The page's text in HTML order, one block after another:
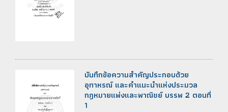
บันทึกข้อความสำคัญประกอบด้วย
อุทาหรณ์ และคำแนะนำแห่งประมวล
กฎหมายแพ่งและพาณิชย์ บรรพ 2 ตอนที่
1